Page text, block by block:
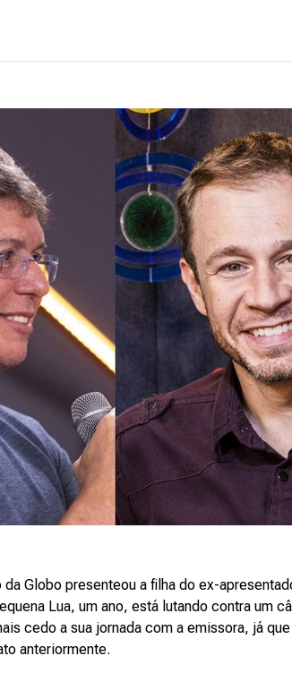
Globo presenteou a filha do ex-
Lua, um ano, está lutando contra um
cedo a sua jornada com a emissora, já
anteriormente.